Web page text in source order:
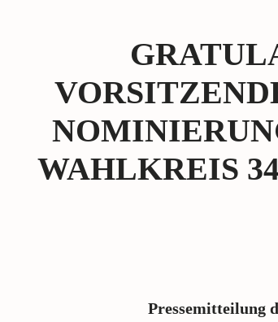
WAHLKREIS
Pressemitteilung